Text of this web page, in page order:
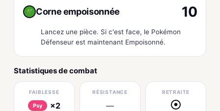
Corne empoisonnée 10
Lancez une pièce. Si c'est face, le Pokémon
Défenseur est maintenant Empoisonné.
Statistiques de combat
FAIBLESSE
Psy ×2
RÉSISTANCE
—
RETRAITE
●